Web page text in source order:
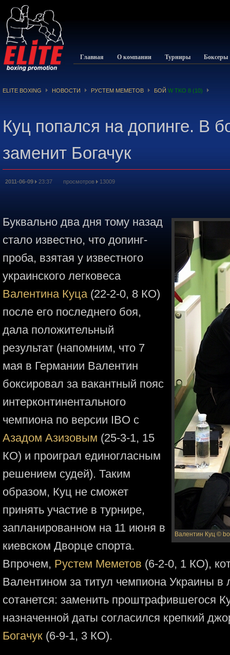
Главная О компании Турниры Боксеры
ELITE BOXING НОВОСТИ РУСТЕМ МЕМЕТОВ БОЙ W TKO 8 (10)
Куц попался на допинге. В
заменит Богачук
2011-06-09 23:37 просмотров 13009
Валентин Куц ©
Буквально два дня тому назад
стало известно, что допинг-
проба, взятая у известного
украинского легковеса
Валентина Куца(22-2-0, 8 КО)
после его последнего боя,
дала положительный
результат (напомним, что 7
мая в Германии Валентин
боксировал за вакантный пояс
интерконтинентального
чемпиона по версии IBO с
Азадом Азизовым (25-3-1, 15
КО) и проиграл единогласным
решением судей). Таким
образом, Куц не сможет
принять участие в турнире,
запланированном на 11 июня в
киевском Дворце спорта.
Впрочем, Рустем Меметов (6-2-0, 1 КО),
Валентином за титул чемпиона Украины в
сотанется: заменить проштрафившегося
назначенной даты согласился крепкий
Богачук (6-9-1, 3 КО).